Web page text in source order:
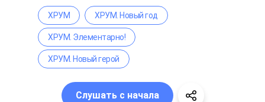
ХРУМ ХРУМ. Новый год
ХРУМ. Элементарно!
ХРУМ. Новый герой
Слушать с начала